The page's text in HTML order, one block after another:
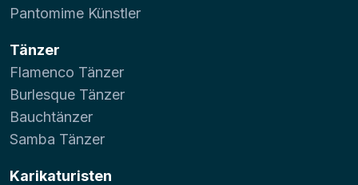
Pantomime Künstler
Tänzer
Flamenco Tänzer
Burlesque Tänzer
Bauchtänzer
Samba Tänzer
Karikaturisten